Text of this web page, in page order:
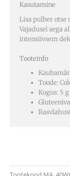
Kasutamine
Lisa pulber otse
Vajadusel sega
intensiivsem
Tooteinfo
Toode:
Kogus: 5 g